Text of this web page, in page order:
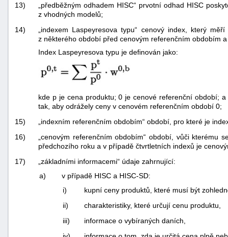
13)
„předběžným odhadem HISC“ prvotní odhad HISC
z vhodných modelů;
14)
„indexem Laspeyresova typu“ cenový index, který
z některého období před cenovým referenčním obdobím
Index Laspeyresova typu je definován jako:
kde p je cena produktu; 0 je cenové referenční období;
tak, aby odrážely ceny v cenovém referenčním období 0;
15)
„indexním referenčním obdobím“ období, pro které je
16)
„cenovým referenčním obdobím“ období, vůči
předchozího roku a v případě čtvrtletních indexů je
17)
„základními informacemi“ údaje zahrnující:
a)
v případě HISC a HISC-SD:
i)
kupní ceny produktů, které musí být
ii)
charakteristiky, které určují cenu produktu,
iii)
informace o vybíraných daních,